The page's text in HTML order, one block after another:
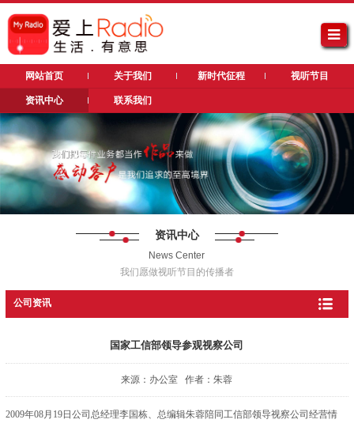
网站首页 关于我们 新时代征程 视听节目
资讯中心 联系我们
资讯中心
News Center
我们愿做视听节目的传播者
公司资讯
国家工信部领导参观视察公司
来源：办公室 作者：朱蓉
2009年08月19日公司总经理李国栋、总编辑朱蓉陪同工信部领导视察公司经营情